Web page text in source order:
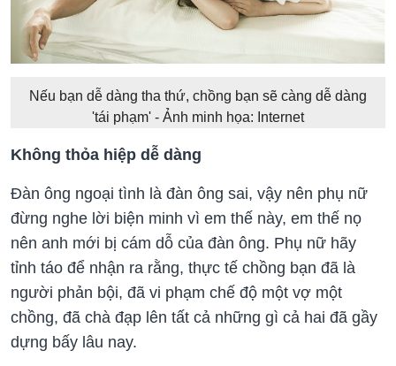
Nếu bạn dễ dàng tha thứ, chồng bạn sẽ càng dễ dàng
'tái phạm' - Ảnh minh họa: Internet
Không thỏa hiệp dễ dàng
Đàn ông ngoại tình là đàn ông sai, vậy nên phụ nữ
đừng nghe lời biện minh vì em thế này, em thế nọ
nên anh mới bị cám dỗ của đàn ông. Phụ nữ hãy
tỉnh táo để nhận ra rằng, thực tế chồng bạn đã là
người phản bội, đã vi phạm chế độ một vợ một
chồng, đã chà đạp lên tất cả những gì cả hai đã gầy
dựng bấy lâu nay.